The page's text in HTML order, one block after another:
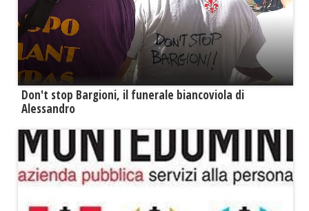
Don't stop Bargioni, il funerale biancoviola di
Alessandro